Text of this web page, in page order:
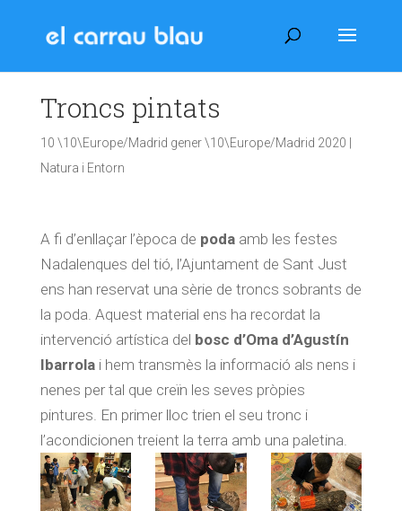
Troncs pintats
10 \10\Europe/Madrid gener \10\Europe/Madrid 2020
Natura i Entorn
A fi d’enllaçar l’època de podaamb les festes
Nadalenques del tió, l’Ajuntament de Sant Just
ens han reservat una sèrie de troncs sobrants de
la poda. Aquest material ens ha recordat la
intervenció artística del bosc d’Oma d’Agustín
Ibarrolai hem transmès la informació als nens i
nenes per tal que creïn les seves pròpies
pintures. En primer lloc trien el seu tronc i
l’acondicionen treient la terra amb una paletina.